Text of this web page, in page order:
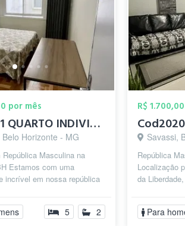
por mês
CO20301 QUARTO INDIVIDUAL C/ CAMA DE CAS...
Belo Horizonte - MG
República Masculina na
Estamos com uma
incrível em nossa república
5 2
R$
Savassi,
República
Localização
da
Para